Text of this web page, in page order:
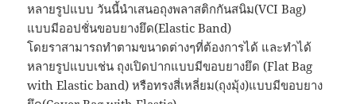
หลายรูปแบบ วันนี้นำเสนอถุงพลาสติกกันสนิม(VCI Bag)
แบบมีออปชั่นขอบยางยึด(Elastic Band)
โดยราสามารถทำตามขนาดต่างๆที่ต้องการได้ และทำได้
หลายรูปแบบเช่น ถุงเปิดปากแบบมีขอบยางยึด (Flat Bag
with Elastic band) หรือทรงสี่เหลี่ยม(ถุงมุ้ง)แบบมีขอบยาง